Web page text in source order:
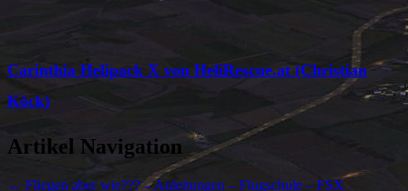
Carinthia Helipack X von HeliRescue.at (Christian
Köck)
Artikel Navigation
← Fliegen aber wie??? – Anleitungen – Flugschule – FSX